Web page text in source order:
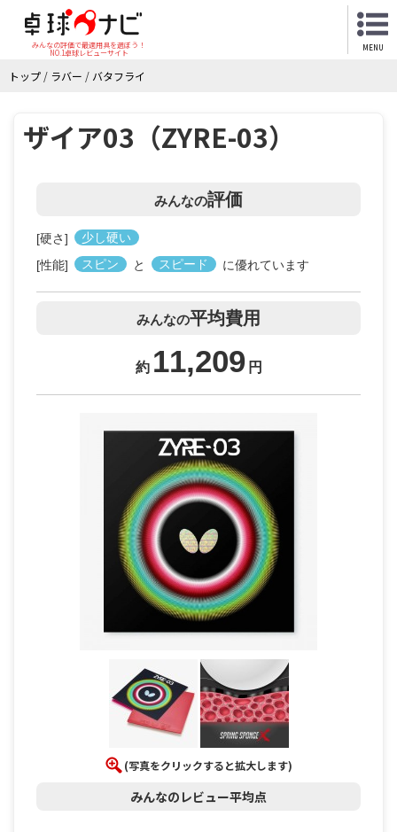
みんなの評価で最適用具を選ぼう！
NO.1卓球レビューサイト
MENU
トップ / ラバー / バタフライ
ザイア03（ZYRE-03）
みんなの評価
[硬さ]
少し硬い
[性能]
スピン と スピード に優れています
みんなの平均費用
約 11,209 円
(写真をクリックすると拡大します)
みんなのレビュー平均点